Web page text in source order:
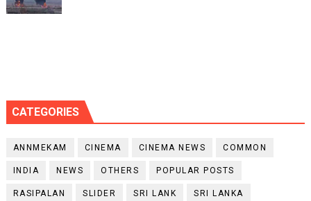
CATEGORIES
ANNMEKAM CINEMA CINEMA NEWS COMMON
INDIA NEWS OTHERS POPULAR POSTS
RASIPALAN SLIDER SRI LANK SRI LANKA